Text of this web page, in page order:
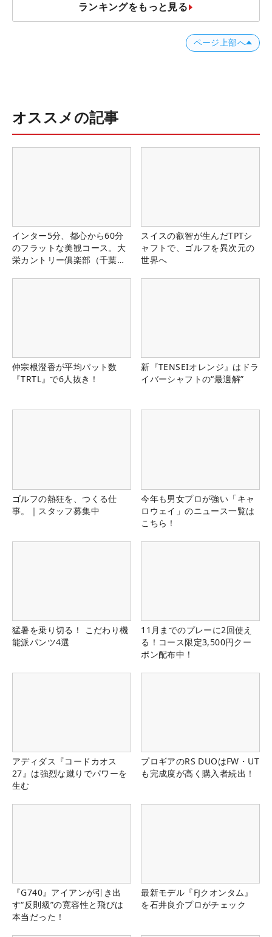
ランキングをもっと見る
ページ上部へ
オススメの記事
インター5分、都心から60分
のフラットな美観コース。大
栄カントリー俱楽部（千葉
スイスの叡智が生んだTPTシ
ャフトで、ゴルフを異次元の
世界へ
仲宗根澄香が平均パット数
『TRTL』で6人抜き！
新『TENSEIオレンジ』はドラ
イバーシャフトの“最適解”
ゴルフの熱狂を、つくる仕
事。｜スタッフ募集中
今年も男女プロが強い「キャ
ロウェイ」のニュース一覧は
こちら！
猛暑を乗り切る！ こだわり機
能派パンツ4選
11月までのプレーに2回使え
る！コース限定3,500円クー
ポン配布中！
アディダス『コードカオス
27』は強烈な蹴りでパワーを
生む
プロギアのRS DUOはFW・UT
も完成度が高く購入者続出！
『G740』アイアンが引き出
す“反則級”の寛容性と飛びは
本当だった！
最新モデル『FJクオンタム』
を石井良介プロがチェック